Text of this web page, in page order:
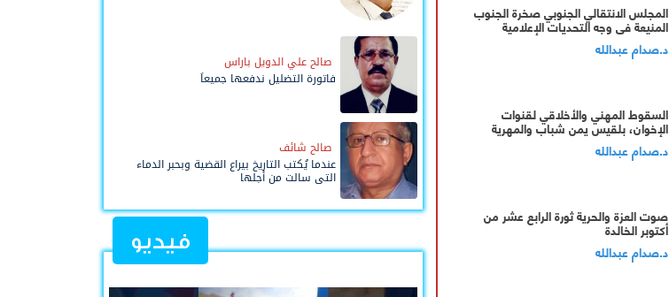
المجلس الانتقالي الجنوبي صخرة الجنوب
المنيعة في وجه التحديات الإعلامية
والسياسية
د.صدام عبدالله
السقوط المهني والأخلاقي لقنوات
الإخوان، بلقيس يمن شباب والمهرية
نموذجا
د.صدام عبدالله
صوت العزة والحرية ثورة الرابع عشر من
أكتوبر الخالدة
د.صدام عبدالله
صالح علي الدويل باراس
فاتورة التضليل ندفعها جميعاً
صالح شائف
عندما يُكتب التاريخ بيراع القضية وبحبر الدماء
التي سالت من أجلها
فيديو